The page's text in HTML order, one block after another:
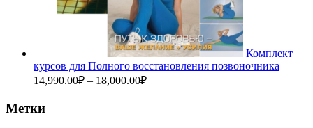
Комплект
курсов для Полного восстановления позвоночника
14,990.00₽ – 18,000.00₽
Метки